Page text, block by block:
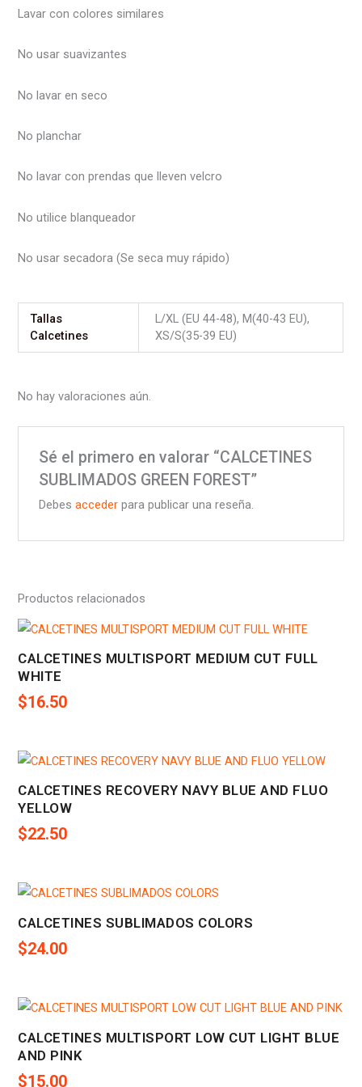
Lavar con colores similares
No usar suavizantes
No lavar en seco
No planchar
No lavar con prendas que lleven velcro
No utilice blanqueador
No usar secadora (Se seca muy rápido)
Tallas
Calcetines
L/XL (EU 44-48), M(40-43 EU),
XS/S(35-39 EU)
No hay valoraciones aún.
Sé el primero en valorar “CALCETINES
SUBLIMADOS GREEN FOREST”
Debes accederpara publicar una reseña.
Productos relacionados
CALCETINES MULTISPORT MEDIUM CUT FULL
WHITE
$16.50
CALCETINES RECOVERY NAVY BLUE AND FLUO
YELLOW
$22.50
CALCETINES SUBLIMADOS COLORS
$24.00
CALCETINES MULTISPORT LOW CUT LIGHT BLUE
AND PINK
$15.00